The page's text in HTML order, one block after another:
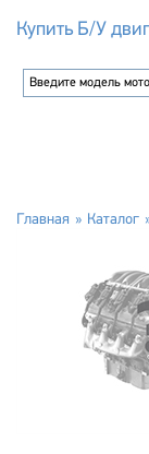
Купить Б/У
Главная Каталог